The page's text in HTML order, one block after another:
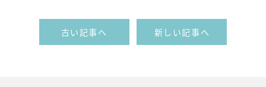
古い記事へ 新しい記事へ